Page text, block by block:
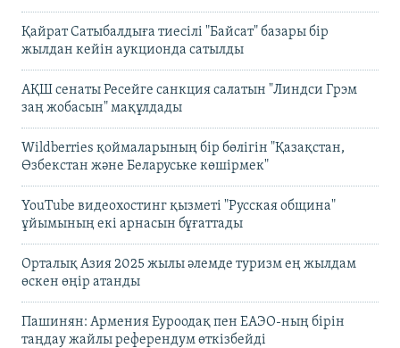
Қайрат Сатыбалдыға тиесілі "Байсат" базары бір
жылдан кейін аукционда сатылды
АҚШ сенаты Ресейге санкция салатын "Линдси Грэм
заң жобасын" мақұлдады
Wildberries қоймаларының бір бөлігін "Қазақстан,
Өзбекстан және Беларуське көшірмек"
YouTube видеохостинг қызметі "Русская община"
ұйымының екі арнасын бұғаттады
Орталық Азия 2025 жылы әлемде туризм ең жылдам
өскен өңір атанды
Пашинян: Армения Еуроодақ пен ЕАЭО-ның бірін
таңдау жайлы референдум өткізбейді